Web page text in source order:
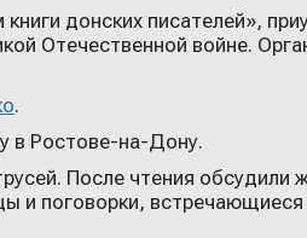
донских писателей»,
Отечественной войне.
.
в Ростове-на-Дону.
После чтения обсудили
и поговорки, встречающиеся